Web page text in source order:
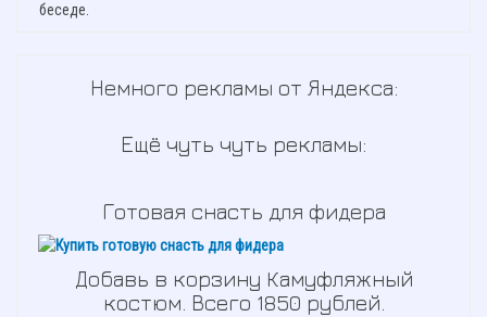
беседе.
Немного рекламы от Яндекса:
Ещё чуть чуть рекламы:
Готовая снасть для фидера
Добавь в корзину Камуфляжный
костюм. Всего 1850 рублей.